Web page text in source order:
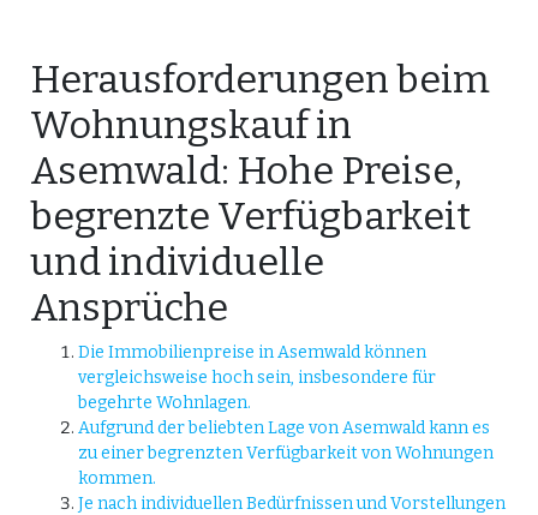
Herausforderungen beim
Wohnungskauf in
Asemwald: Hohe Preise,
begrenzte Verfügbarkeit
und individuelle
Ansprüche
Die Immobilienpreise in Asemwald können
vergleichsweise hoch sein, insbesondere für
begehrte Wohnlagen.
Aufgrund der beliebten Lage von Asemwald kann es
zu einer begrenzten Verfügbarkeit von Wohnungen
kommen.
Je nach individuellen Bedürfnissen und Vorstellungen